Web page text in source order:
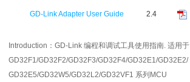
GD-Link Adapter User Guide 2.4
Introduction： GD-Link 编程和调试工具使用指南. 适用于
GD32F1/GD32F2/GD32F3/GD32F4/GD32E1/GD32E2/
GD32E5/GD32W5/GD32L2/GD32VF1 系列MCU